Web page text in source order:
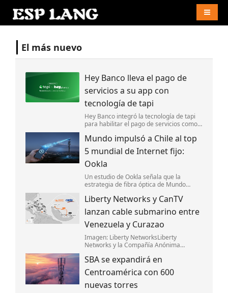
El más nuevo
Hey Banco lleva el pago de
servicios a su app con
tecnología de tapi
Hey Banco integró la tecnología de tapi
para habilitar el pago de servicios como
México.
Mundo impulsó a Chile al top
5 mundial de Internet fijo:
Ookla
Un estudio de Ookla señala que la
estrategia de fibra óptica de Mundo
posicionar a Chile entre los cinco países
con el Internet fijo más rápido del mundo.
Liberty Networks y CanTV
lanzan cable submarino entre
Venezuela y Curazao
Imagen: Liberty NetworksLiberty
Networks y la Compañía Anónima
lanzaron Fénix,un nuevo sistema de cable
submarino de fibra óptica que conectará
Camurí,
SBA se expandirá en
Centroamérica con 600
nuevas torres